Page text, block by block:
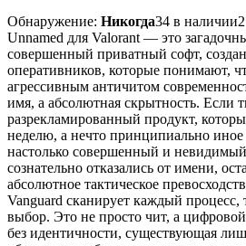
Обнаружение: Никогда34 в наличии
Unnamed для Valorant — это
совершенный приватный софт,
оперативников, которые понимают,
агрессивным античитом
имя, а абсолютная скрытность. Если
разрекламированный продукт,
неделю, а нечто принципиально
настолько совершенный и
сознательно отказались от имени,
абсолютное тактическое
Vanguard сканирует каждый
выбор. Это не просто чит, а
без идентичности, существующая